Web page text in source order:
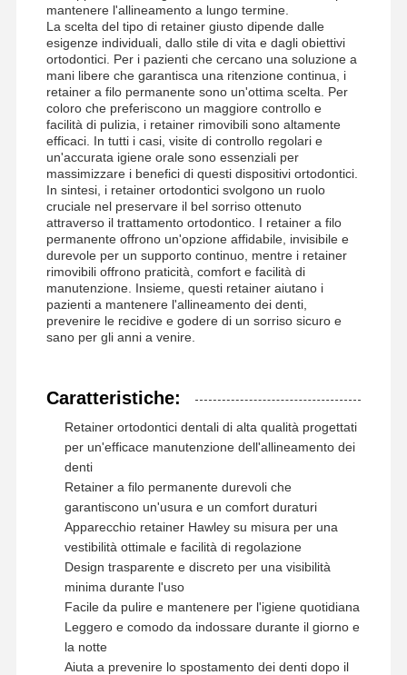
Protesi dentali acriliche complete
Collegamenti dentari di precisione
Manutentori dello spazio dentale
Apparecchi ortodontici funzionali
Contenzioni ortodontiche
Sfresco oclusiale
Protezione della bocca
Extensore ortodontico
Soluzioni per impianti dentali
mantenere l'allineamento a lungo termine.
La scelta del tipo di retainer giusto dipende dalle
esigenze individuali, dallo stile di vita e dagli obiettivi
ortodontici. Per i pazienti che cercano una soluzione a
mani libere che garantisca una ritenzione continua, i
retainer a filo permanente sono un'ottima scelta. Per
coloro che preferiscono un maggiore controllo e
facilità di pulizia, i retainer rimovibili sono altamente
efficaci. In tutti i casi, visite di controllo regolari e
un'accurata igiene orale sono essenziali per
massimizzare i benefici di questi dispositivi ortodontici.
In sintesi, i retainer ortodontici svolgono un ruolo
cruciale nel preservare il bel sorriso ottenuto
attraverso il trattamento ortodontico. I retainer a filo
permanente offrono un'opzione affidabile, invisibile e
durevole per un supporto continuo, mentre i retainer
rimovibili offrono praticità, comfort e facilità di
manutenzione. Insieme, questi retainer aiutano i
pazienti a mantenere l'allineamento dei denti,
prevenire le recidive e godere di un sorriso sicuro e
sano per gli anni a venire.
Caratteristiche:
Retainer ortodontici dentali di alta qualità progettati
per un'efficace manutenzione dell'allineamento dei
denti
Retainer a filo permanente durevoli che
garantiscono un'usura e un comfort duraturi
Apparecchio retainer Hawley su misura per una
vestibilità ottimale e facilità di regolazione
Design trasparente e discreto per una visibilità
minima durante l'uso
Facile da pulire e mantenere per l'igiene quotidiana
Leggero e comodo da indossare durante il giorno e
la notte
Aiuta a prevenire lo spostamento dei denti dopo il